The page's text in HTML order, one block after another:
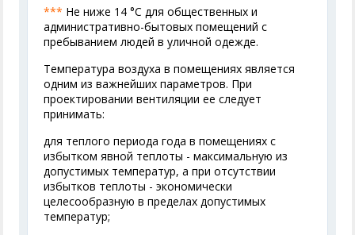
*** Не ниже 14 °С для общественных и
административно-бытовых помещений с
пребыванием людей в уличной одежде.
Температура воздуха в помещениях является
одним из важнейших параметров. При
проектировании вентиляции ее следует
принимать:
для теплого периода года в помещениях с
избытком явной теплоты - максимальную из
допустимых температур, а при отсутствии
избытков теплоты - экономически
целесообразную в пределах допустимых
температур;